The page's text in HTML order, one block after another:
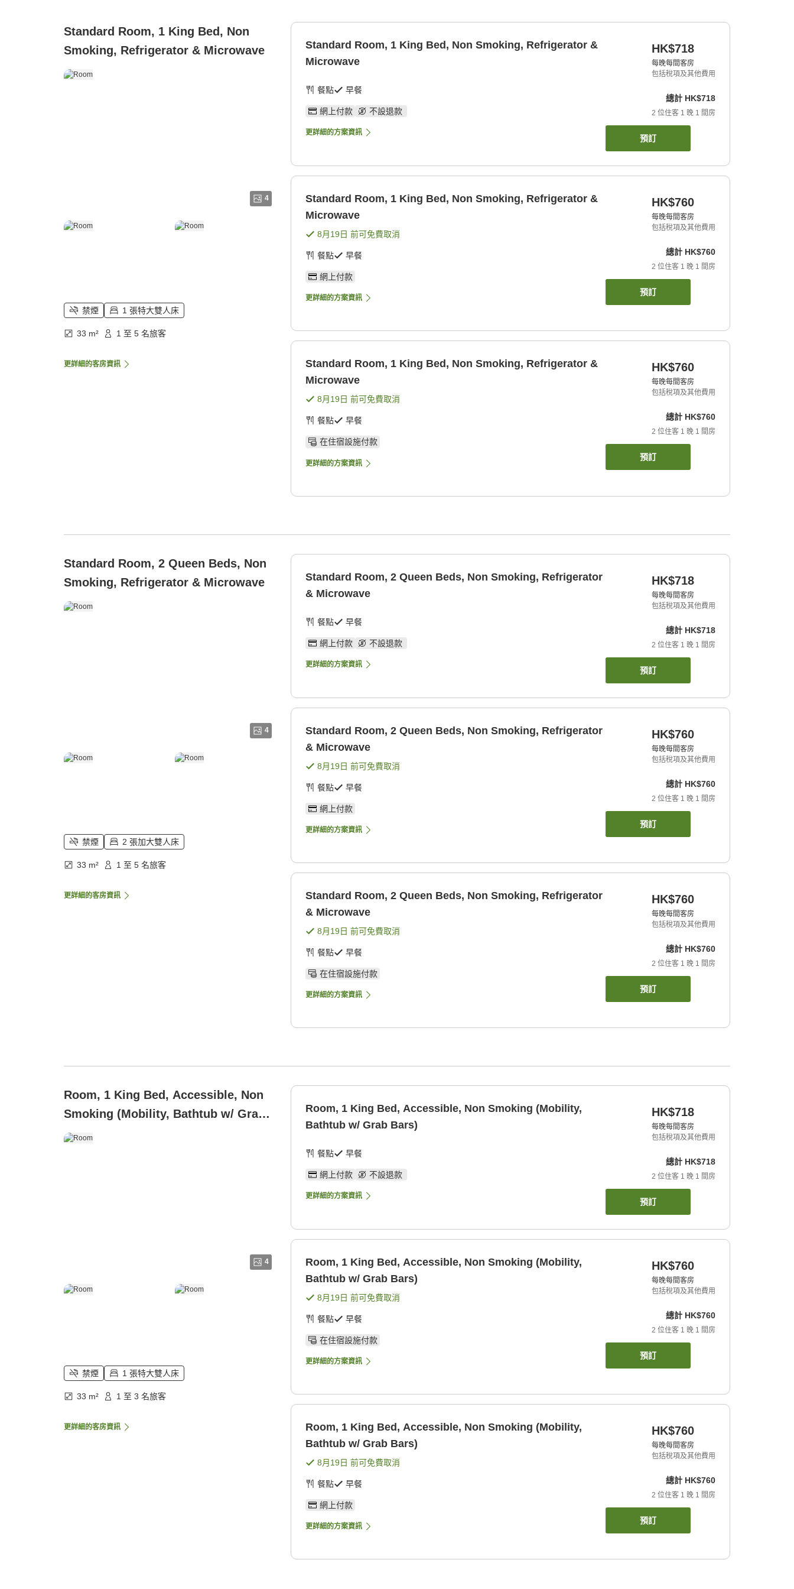
Standard Room, 1 King Bed, Non
Smoking, Refrigerator & Microwave
4
禁煙 1 張特大雙人床
33 m² 1 至 5 名旅客
更詳細的客房資訊
Standard Room, 1 King Bed, Non Smoking, Refrigerator &
Microwave
餐點 早餐
網上付款 不設退款
更詳細的方案資訊
HK$718
每晚每間客房
包括稅項及其他費用
總計 HK$718
2 位住客 1 晚 1 間房
預訂
Standard Room, 1 King Bed, Non Smoking, Refrigerator &
Microwave
8月19日 前可免費取消
餐點 早餐
網上付款
更詳細的方案資訊
HK$760
每晚每間客房
包括稅項及其他費用
總計 HK$760
2 位住客 1 晚 1 間房
預訂
Standard Room, 1 King Bed, Non Smoking, Refrigerator &
Microwave
8月19日 前可免費取消
餐點 早餐
在住宿設施付款
更詳細的方案資訊
HK$760
每晚每間客房
包括稅項及其他費用
總計 HK$760
2 位住客 1 晚 1 間房
預訂
Standard Room, 2 Queen Beds, Non
Smoking, Refrigerator & Microwave
4
禁煙 2 張加大雙人床
33 m² 1 至 5 名旅客
更詳細的客房資訊
Standard Room, 2 Queen Beds, Non Smoking, Refrigerator
& Microwave
餐點 早餐
網上付款 不設退款
更詳細的方案資訊
HK$718
每晚每間客房
包括稅項及其他費用
總計 HK$718
2 位住客 1 晚 1 間房
預訂
Standard Room, 2 Queen Beds, Non Smoking, Refrigerator
& Microwave
8月19日 前可免費取消
餐點 早餐
網上付款
更詳細的方案資訊
HK$760
每晚每間客房
包括稅項及其他費用
總計 HK$760
2 位住客 1 晚 1 間房
預訂
Standard Room, 2 Queen Beds, Non Smoking, Refrigerator
& Microwave
8月19日 前可免費取消
餐點 早餐
在住宿設施付款
更詳細的方案資訊
HK$760
每晚每間客房
包括稅項及其他費用
總計 HK$760
2 位住客 1 晚 1 間房
預訂
Room, 1 King Bed, Accessible, Non
Smoking (Mobility, Bathtub w/ Grab
Bars)
4
禁煙 1 張特大雙人床
33 m² 1 至 3 名旅客
更詳細的客房資訊
Room, 1 King Bed, Accessible, Non Smoking (Mobility,
Bathtub w/ Grab Bars)
餐點 早餐
網上付款 不設退款
更詳細的方案資訊
HK$718
每晚每間客房
包括稅項及其他費用
總計 HK$718
2 位住客 1 晚 1 間房
預訂
Room, 1 King Bed, Accessible, Non Smoking (Mobility,
Bathtub w/ Grab Bars)
8月19日 前可免費取消
餐點 早餐
在住宿設施付款
更詳細的方案資訊
HK$760
每晚每間客房
包括稅項及其他費用
總計 HK$760
2 位住客 1 晚 1 間房
預訂
Room, 1 King Bed, Accessible, Non Smoking (Mobility,
Bathtub w/ Grab Bars)
8月19日 前可免費取消
餐點 早餐
網上付款
更詳細的方案資訊
HK$760
每晚每間客房
包括稅項及其他費用
總計 HK$760
2 位住客 1 晚 1 間房
預訂